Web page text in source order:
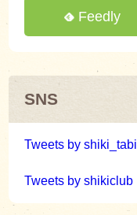
Feedly
SNS
Tweets by shiki_tabi
Tweets by shikiclub